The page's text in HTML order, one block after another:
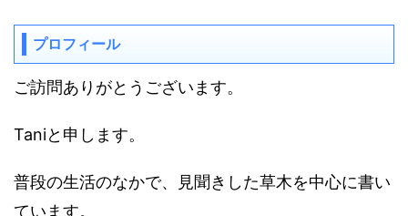
プロフィール
ご訪問ありがとうございます。
Taniと申します。
普段の生活のなかで、見聞きした草木を中心に書い
ています。